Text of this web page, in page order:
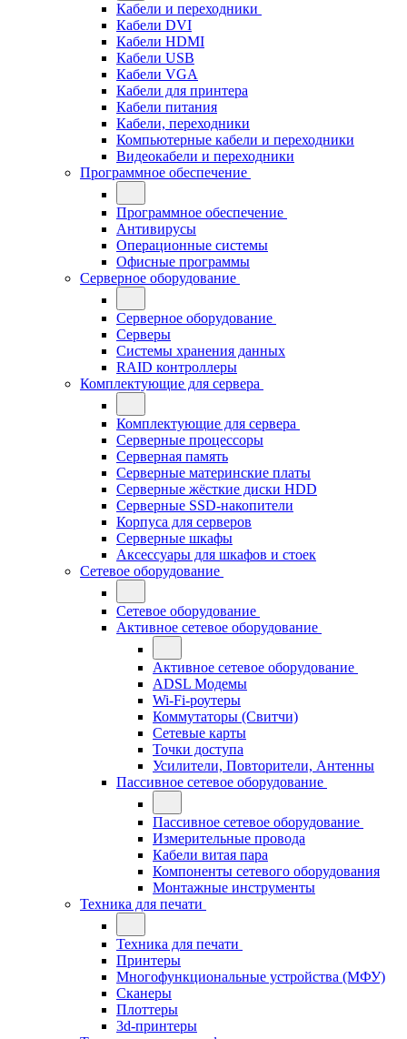
Кабели и переходники
Кабели DVI
Кабели HDMI
Кабели USB
Кабели VGA
Кабели для принтера
Кабели питания
Кабели, переходники
Компьютерные кабели и переходники
Видеокабели и переходники
Программное обеспечение
Программное обеспечение
Антивирусы
Операционные системы
Офисные программы
Серверное оборудование
Серверное оборудование
Серверы
Системы хранения данных
RAID контроллеры
Комплектующие для сервера
Комплектующие для сервера
Серверные процессоры
Серверная память
Серверные материнские платы
Серверные жёсткие диски HDD
Серверные SSD-накопители
Корпуса для серверов
Серверные шкафы
Аксессуары для шкафов и стоек
Сетевое оборудование
Сетевое оборудование
Активное сетевое оборудование
Активное сетевое оборудование
ADSL Модемы
Wi-Fi-роутеры
Коммутаторы (Свитчи)
Сетевые карты
Точки доступа
Усилители, Повторители, Антенны
Пассивное сетевое оборудование
Пассивное сетевое оборудование
Измерительные провода
Кабели витая пара
Компоненты сетевого оборудования
Монтажные инструменты
Техника для печати
Техника для печати
Принтеры
Многофункциональные устройства (МФУ)
Сканеры
Плоттеры
3d-принтеры